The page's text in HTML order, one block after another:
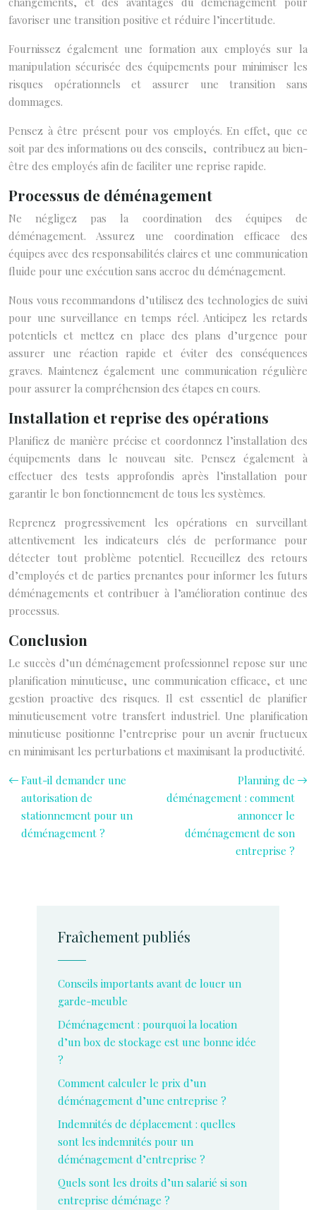
favoriser une transition positive et réduire l’incertitude.
Fournissez également une formation aux employés sur la
manipulation sécurisée des équipements pour minimiser les
risques opérationnels et assurer une transition sans
dommages.
Pensez à être présent pour vos employés. En effet, que ce
soit par des informations ou des conseils, contribuez au bien-
être des employés afin de faciliter une reprise rapide.
Processus de déménagement
Ne négligez pas la coordination des équipes de
déménagement. Assurez une coordination efficace des
équipes avec des responsabilités claires et une communication
fluide pour une exécution sans accroc du déménagement.
Nous vous recommandons d’utilisez des technologies de suivi
pour une surveillance en temps réel. Anticipez les retards
potentiels et mettez en place des plans d’urgence pour
assurer une réaction rapide et éviter des conséquences
graves. Maintenez également une communication régulière
pour assurer la compréhension des étapes en cours.
Installation et reprise des opérations
Planifiez de manière précise et coordonnez l’installation des
équipements dans le nouveau site. Pensez également à
effectuer des tests approfondis après l’installation pour
garantir le bon fonctionnement de tous les systèmes.
Reprenez progressivement les opérations en surveillant
attentivement les indicateurs clés de performance pour
détecter tout problème potentiel. Recueillez des retours
d’employés et de parties prenantes pour informer les futurs
déménagements et contribuer à l’amélioration continue des
processus.
Conclusion
Le succès d’un déménagement professionnel repose sur une
planification minutieuse, une communication efficace, et une
gestion proactive des risques. Il est essentiel de planifier
minutieusement votre transfert industriel. Une planification
minutieuse positionne l’entreprise pour un avenir fructueux
en minimisant les perturbations et maximisant la productivité.
Faut-il demander une
autorisation de
stationnement pour un
déménagement ?
Planning de
déménagement : comment
annoncer le
déménagement de son
entreprise ?
Fraîchement publiés
Conseils importants avant de louer un
garde-meuble
Déménagement : pourquoi la location
d’un box de stockage est une bonne idée
?
Comment calculer le prix d’un
déménagement d’une entreprise ?
Indemnités de déplacement : quelles
sont les indemnités pour un
déménagement d’entreprise ?
Quels sont les droits d’un salarié si son
entreprise déménage ?